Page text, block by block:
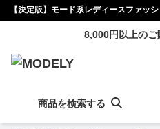
【決定版】モード系レディースファッ
8,000円以上の
商品を検索する